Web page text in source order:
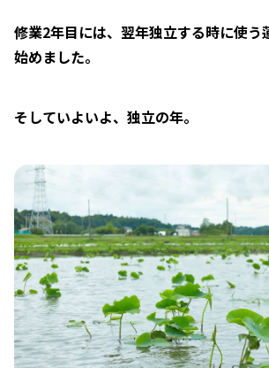
修業2年目には、翌年独立する時に使う
始めました。
そしていよいよ、独立の年。